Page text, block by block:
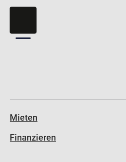
Mieten
Finanzieren